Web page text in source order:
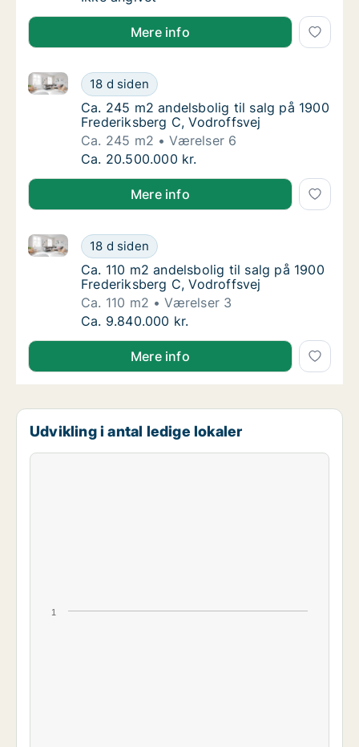
Mere info
Ca. 245 m2 andelsbolig til salg på 1900
18 d siden
Ca. 245 m2 andelsbolig til salg på 1900
Ca. 245 m2 andelsbolig til salg på 1900
Ca. 245 m2 andelsbolig til salg på 1900
Frederiksberg C, Vodroffsvej
Ca. 245 m2
Værelser 6
Ca. 245 m2 andelsbolig til salg på 1900
Ca. 20.500.000 kr.
Mere info
Ca. 110 m2 andelsbolig til salg på 1900
18 d siden
Ca. 110 m2 andelsbolig til salg på 1900
Ca. 110 m2 andelsbolig til salg på 1900
Ca. 110 m2 andelsbolig til salg på 1900
Frederiksberg C, Vodroffsvej
Ca. 110 m2
Værelser 3
Ca. 110 m2 andelsbolig til salg på 1900
Ca. 9.840.000 kr.
Mere info
Udvikling i antal ledige lokaler
1